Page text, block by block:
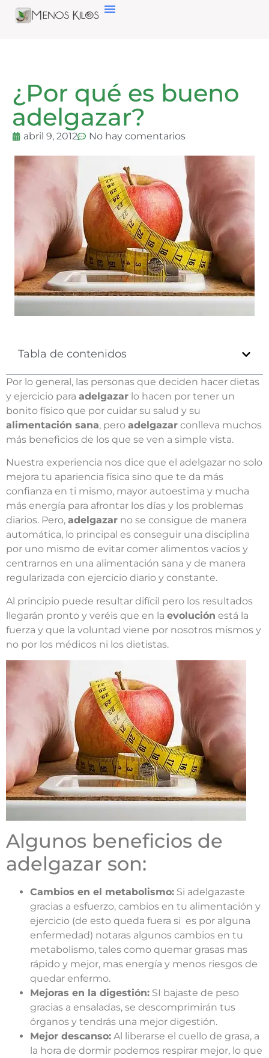
¿Por qué es bueno
adelgazar?
abril 9, 2012 No hay comentarios
Tabla de contenidos
Por lo general, las personas que deciden hacer dietas
y ejercicio para adelgazar lo hacen por tener un
bonito físico que por cuidar su salud y su
alimentación sana, pero adelgazar conlleva muchos
más beneficios de los que se ven a simple vista.
Nuestra experiencia nos dice que el adelgazar no solo
mejora tu apariencia física sino que te da más
confianza en ti mismo, mayor autoestima y mucha
más energía para afrontar los días y los problemas
diarios. Pero, adelgazar no se consigue de manera
automática, lo principal es conseguir una disciplina
por uno mismo de evitar comer alimentos vacíos y
centrarnos en una alimentación sana y de manera
regularizada con ejercicio diario y constante.
Al principio puede resultar difícil pero los resultados
llegarán pronto y veréis que en la evolución está la
fuerza y que la voluntad viene por nosotros mismos y
no por los médicos ni los dietistas.
Algunos beneficios de
adelgazar son:
Cambios en el metabolismo: Si adelgazaste
gracias a esfuerzo, cambios en tu alimentación y
ejercicio (de esto queda fuera si es por alguna
enfermedad) notaras algunos cambios en tu
metabolismo, tales como quemar grasas mas
rápido y mejor, mas energía y menos riesgos de
quedar enfermo.
Mejoras en la digestión: SI bajaste de peso
gracias a ensaladas, se descomprimirán tus
órganos y tendrás una mejor digestión.
Mejor descanso: Al liberarse el cuello de grasa, a
la hora de dormir podemos respirar mejor, lo que